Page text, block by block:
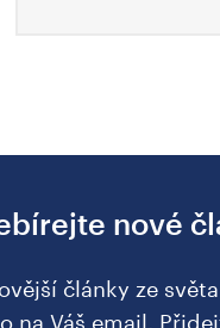
nové
články ze
na Váš email.